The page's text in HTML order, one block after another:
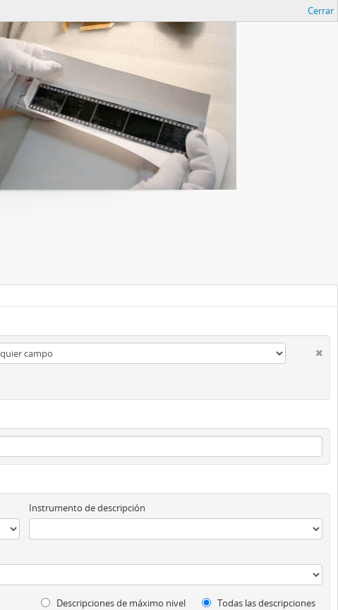
Cerrar
Instrumento de descripción
Descripciones de máximo nivel Todas las descripciones